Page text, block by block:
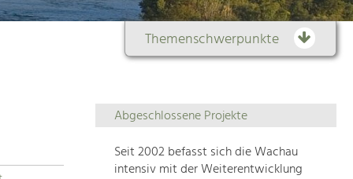
Themenschwerpunkte
Themenübersicht
Die
Regionalentwicklung
in
Abgeschlossene Projekte
Seit 2002 befasst sich die Wachau
intensiv mit der Weiterentwicklung